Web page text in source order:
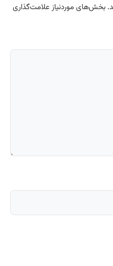
بخش‌های موردنیاز علامت‌گذاری